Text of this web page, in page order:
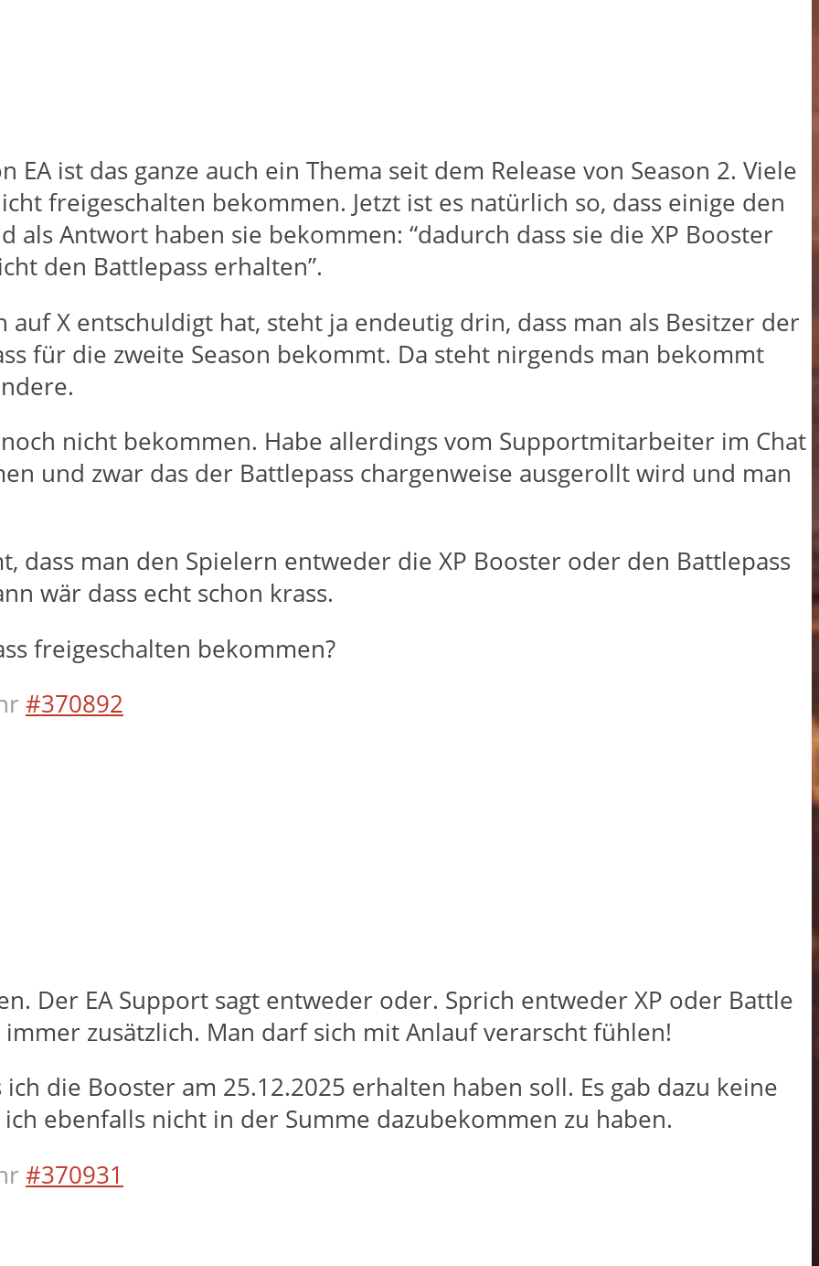
ist das ganze auch ein Thema seit dem Release von Season 2. Viele
freigeschalten bekommen. Jetzt ist es natürlich so, dass einige den
Antwort haben sie bekommen: “dadurch dass sie die XP Booster
den Battlepass erhalten”.
auf X entschuldigt hat, steht ja endeutig drin, dass man als Besitzer der
für die zweite Season bekommt. Da steht nirgends man bekommt
nicht bekommen. Habe allerdings vom Supportmitarbeiter im Chat
und zwar das der Battlepass chargenweise ausgerollt wird und man
dass man den Spielern entweder die XP Booster oder den Battlepass
wär dass echt schon krass.
freigeschalten bekommen?
#370892
Der EA Support sagt entweder oder. Sprich entweder XP oder Battle
immer zusätzlich. Man darf sich mit Anlauf verarscht fühlen!
die Booster am 25.12.2025 erhalten haben soll. Es gab dazu keine
ebenfalls nicht in der Summe dazubekommen zu haben.
#370931